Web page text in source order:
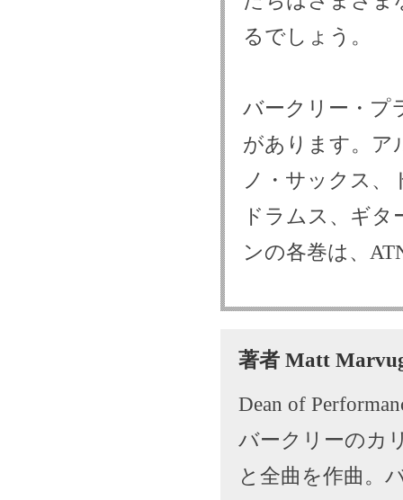
るでしょう。
バークリー・プ
があります。ア
ノ・サックス、
ドラムス、ギ
ンの各巻は、
著者 Matt
Dean of
バークリーのカ
と全曲を作曲。